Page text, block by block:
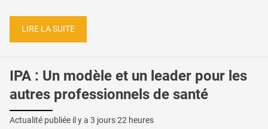
LIRE LA SUITE
IPA : Un modèle et un leader pour les
autres professionnels de santé
Actualité publiée il y a 3 jours 22 heures